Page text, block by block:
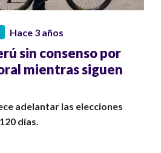
Hace 3 años
sin consenso por
mientras siguen
adelantar las elecciones
días.